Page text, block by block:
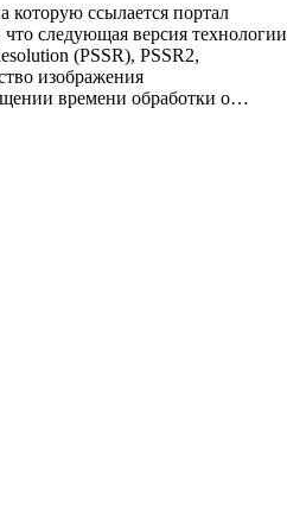
которую ссылается портал
следующая версия технологии
(PSSR), PSSR2,
изображения
времени обработки о…